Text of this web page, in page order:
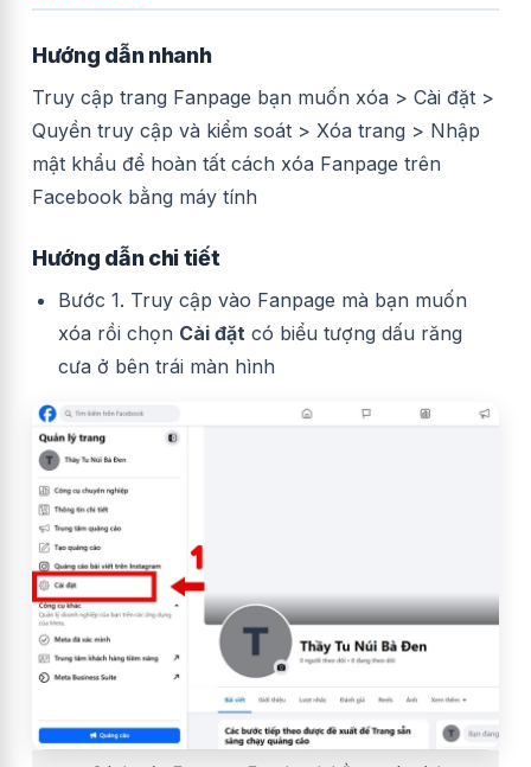
Hướng dẫn nhanh
Truy cập trang Fanpage bạn muốn xóa > Cài đặt >
Quyền truy cập và kiểm soát > Xóa trang > Nhập
mật khẩu để hoàn tất cách xóa Fanpage trên
Facebook bằng máy tính
Hướng dẫn chi tiết
Bước 1. Truy cập vào Fanpage mà bạn muốn
xóa rồi chọn Cài đặt có biểu tượng dấu răng
cưa ở bên trái màn hình